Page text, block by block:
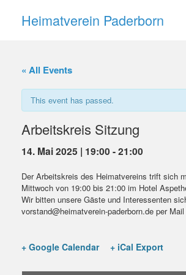
springenHeimatverein Paderborn
« All Events
This event has passed.
Arbeitskreis Sitzung
14. Mai 2025 | 19:00 -21:00
Der Arbeitskreis des Heimatvereins trift sich
Mittwoch von 19:00 bis 21:00 im Hotel
Wir bitten unsere Gäste und Interessenten
vorstand@heimatverein-paderborn.de per
+ Google Calendar + iCal Export